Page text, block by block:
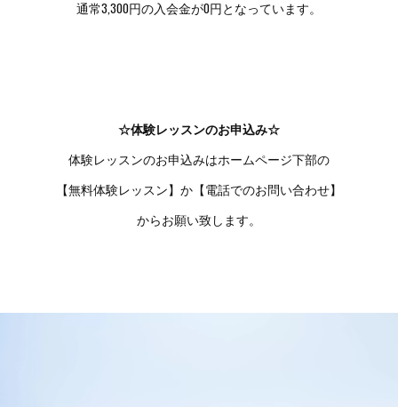
通常3,300円の入会金が0円となっています。
☆体験レッスンのお申込み☆
体験レッスンのお申込みはホームページ下部の
【無料体験レッスン】か【電話でのお問い合わせ】
からお願い致します。